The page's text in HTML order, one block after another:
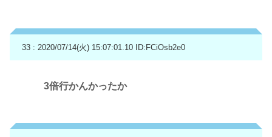
33 : 2020/07/14(火) 15:07:01.10 ID:FCiOsb2e0
3倍行かんかったか